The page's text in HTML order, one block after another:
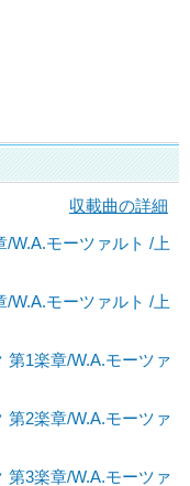
収載曲の詳細
/W.A.モーツァルト /上
/W.A.モーツァルト /上
第1楽章/W.A.モーツァ
第2楽章/W.A.モーツァ
第3楽章/W.A.モーツァ